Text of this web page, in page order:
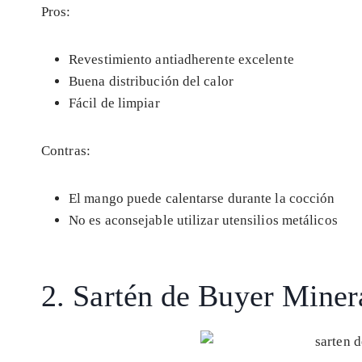
Pros:
Revestimiento antiadherente excelente
Buena distribución del calor
Fácil de limpiar
Contras:
El mango puede calentarse durante la cocción
No es aconsejable utilizar utensilios metálicos
2. Sartén de Buyer